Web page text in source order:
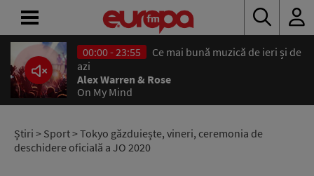
00:00 - 23:55
Ce mai bună muzică de ieri și de
azi
Alex Warren & Rose
On My Mind
Știri > Sport> Tokyo găzduiește, vineri, ceremonia de
deschidere oficială a JO 2020
ACASĂ
ȘTIRI
RADIO